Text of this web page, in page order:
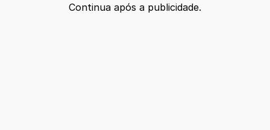
Continua após a publicidade.